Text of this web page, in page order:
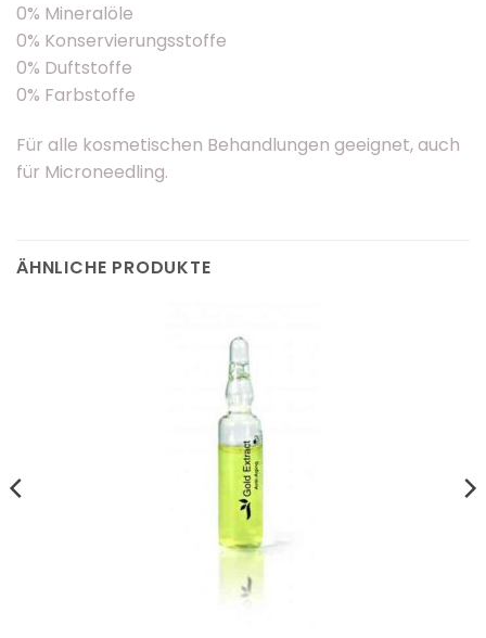
0% Mineralöle
0% Konservierungsstoffe
0% Duftstoffe
0% Farbstoffe
Für alle kosmetischen Behandlungen geeignet, auch
für Microneedling.
ÄHNLICHE PRODUKTE